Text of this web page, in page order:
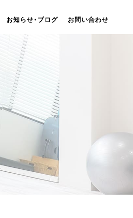
お知らせ・ブログ お問い合わせ